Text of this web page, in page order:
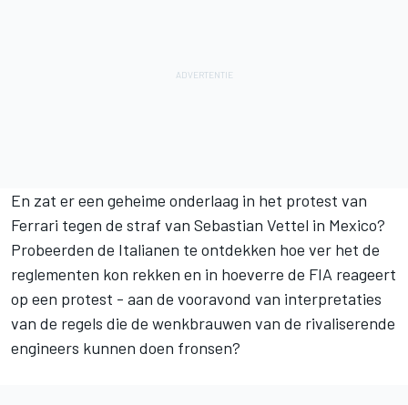
En zat er een geheime onderlaag in het protest van
Ferrari tegen de straf van Sebastian Vettel in Mexico?
Probeerden de Italianen te ontdekken hoe ver het de
reglementen kon rekken en in hoeverre de FIA reageert
op een protest - aan de vooravond van interpretaties
van de regels die de wenkbrauwen van de rivaliserende
engineers kunnen doen fronsen?